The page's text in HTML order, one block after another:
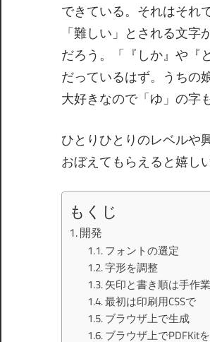
できている。それはそれ
「難しい」とされる文
だろう。「『しか』や『
だっているはず。うちの
大好きなので「ゆ」の字
ひとりひとりのレベルや
おぼえてもらえると嬉しい
もくじ
開発
フォントの選定
字形を調整
矢印と書き順は手作業
最初は印刷用CSSで
ブラウザ上で生成
ブラウザ上でPDFKit